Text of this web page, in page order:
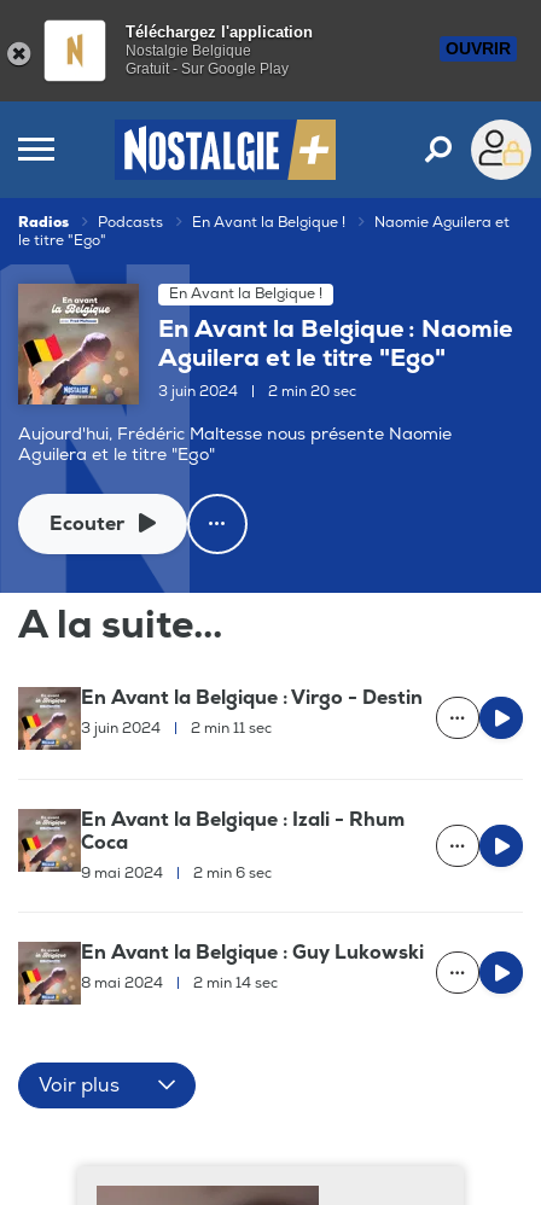
Téléchargez l'application
Nostalgie Belgique
Gratuit - Sur Google Play
OUVRIR
Radios Podcasts En Avant la Belgique !
Naomie Aguilera et
le titre "Ego"
En Avant la Belgique !
En Avant la Belgique : Naomie
Aguilera et le titre "Ego"
3 juin 2024 2 min 20 sec
Aujourd'hui, Frédéric Maltesse nous présente Naomie
Aguilera et le titre "Ego"
Ecouter
A la suite...
En Avant la Belgique : Virgo - Destin
3 juin 2024 | 2 min 11 sec
En Avant la Belgique : Izali - Rhum
Coca
9 mai 2024 | 2 min 6 sec
En Avant la Belgique : Guy Lukowski
8 mai 2024 | 2 min 14 sec
Voir plus